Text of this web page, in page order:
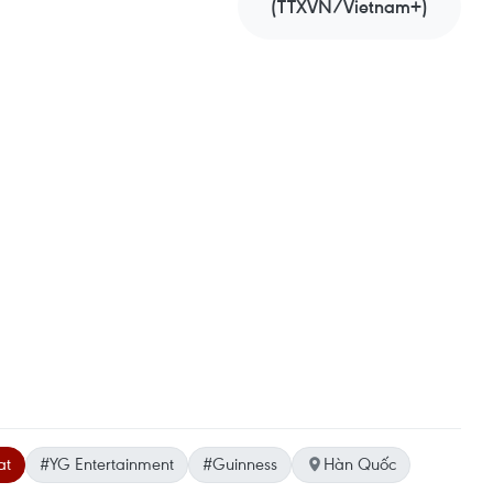
(TTXVN/Vietnam+)
#YG Entertainment #Guinness Hàn Quốc